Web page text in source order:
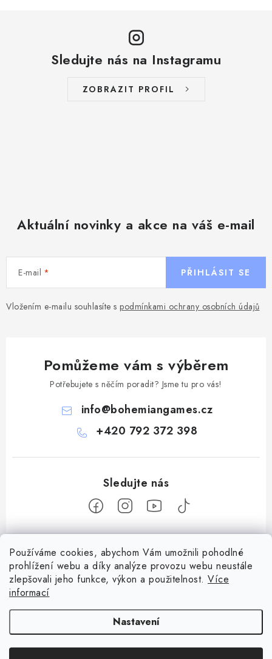
Používáme cookies, abychom Vám umožnili pohodlné
prohlížení webu a díky analýze provozu webu neustále
zlepšovali jeho funkce, výkon a použitelnost. Více
informací
Nastavení
Sledujte nás na Instagramu
ZOBRAZIT PROFIL
Aktuální novinky a akce na váš e-mail
E-mail
Vložením e-mailu souhlasíte s podmínkami ochrany osobních údajů
PŘIHLÁSIT SE
Pomůžeme vám s výběrem
Potřebujete s něčím poradit? Jsme tu pro vás!
info@bohemiangames.cz
+420 792 372 398
Z
Informace pro vás
Obchodní podmínky
Doprava a platba
Podmínky ochrany osobních údajů
Facebook
Copyright 2026Bohemian games. Všechna práva vyhrazena.Upravit